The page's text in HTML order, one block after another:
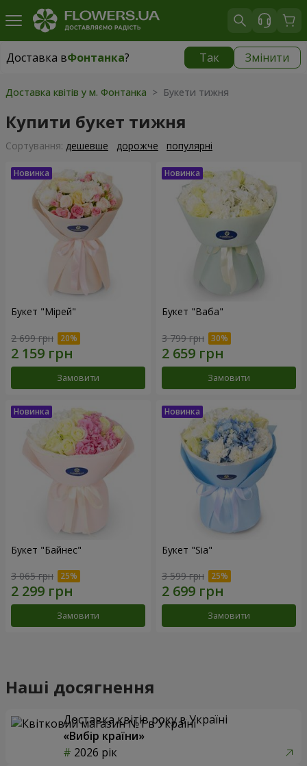
Доставка вФонтанка? Так Змінити
Доставка вФонтанка|
Доставка квітів у м. Фонтанка > Букети тижня
Купити букет тижня
Сортування: дешевше дорожче популярні
Букет "Мірей"
2 699 грн
Замовити
Букет "Ваба"
3 799 грн
Замовити
Букет "Байнес"
3 065 грн
Замовити
Букет "Sia"
3 599 грн
Замовити
Наші досягнення
Доставка квітів року в Україні
«Вибір країни»
2026 рік